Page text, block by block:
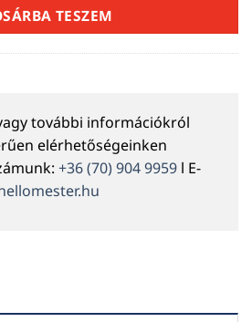
TESZEM
további információkról
elérhetőségeinken
+36 (70) 904 9959 l E-